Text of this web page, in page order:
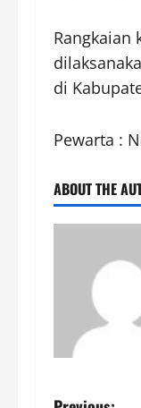
​Rangkaian
di
Pewarta :
ABOUT THE